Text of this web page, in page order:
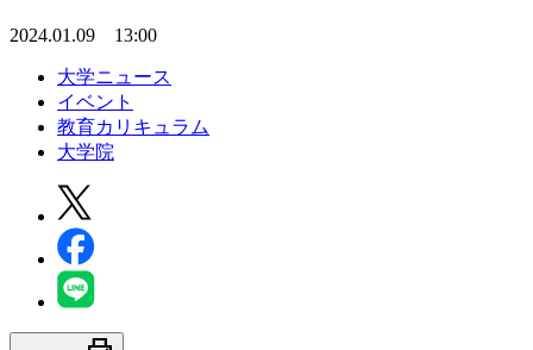
2024.01.09 13:00
大学ニュース
イベント
教育カリキュラム
大学院